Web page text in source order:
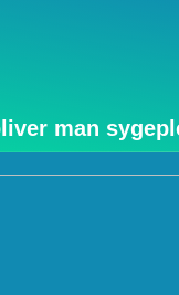
man